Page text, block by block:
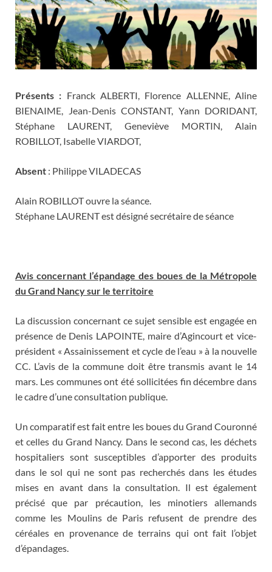
Présents : Franck ALBERTI, Florence ALLENNE, Aline
BIENAIME, Jean-Denis CONSTANT, Yann DORIDANT,
Stéphane LAURENT, Geneviève MORTIN, Alain
ROBILLOT, Isabelle VIARDOT,
Absent : Philippe VILADECAS
Alain ROBILLOT ouvre la séance.
Stéphane LAURENT est désigné secrétaire de séance
Avis concernant l’épandage des boues de la Métropole
du Grand Nancy sur le territoire
La discussion concernant ce sujet sensible est engagée en
présence de Denis LAPOINTE, maire d’Agincourt et vice-
président « Assainissement et cycle de l’eau » à la nouvelle
CC. L’avis de la commune doit être transmis avant le 14
mars. Les communes ont été sollicitées fin décembre dans
le cadre d’une consultation publique.
Un comparatif est fait entre les boues du Grand Couronné
et celles du Grand Nancy. Dans le second cas, les déchets
hospitaliers sont susceptibles d’apporter des produits
dans le sol qui ne sont pas recherchés dans les études
mises en avant dans la consultation. Il est également
précisé que par précaution, les minotiers allemands
comme les Moulins de Paris refusent de prendre des
céréales en provenance de terrains qui ont fait l’objet
d’épandages.